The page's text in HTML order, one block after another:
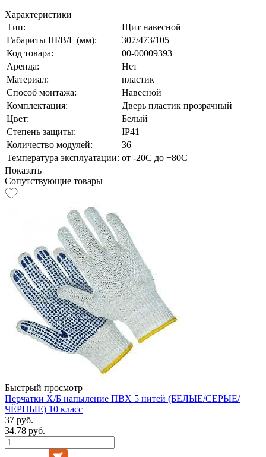
Характеристики
Тип:
Щит навесной
Габариты Ш/В/Г (мм):
307/473/105
Код товара:
00-00009393
Аренда:
Нет
Материал:
пластик
Способ монтажа:
Навесной
Комплектация:
Дверь пластик прозрачный
Цвет:
Белый
Степень защиты:
IP41
Количество модулей:
36
Температура эксплуатации: от -20С до +80С
Показать
Сопутствующие товары
Быстрый просмотр
Перчатки Х/Б напыление ПВХ 5 нитей (БЕЛЫЕ/СЕРЫЕ/
ЧЁРНЫЕ) 10 класс
37 руб.
34.78 руб.